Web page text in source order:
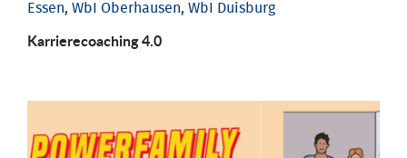
Essen, WbI Oberhausen, WbI Duisburg
Karriere­coaching 4.0